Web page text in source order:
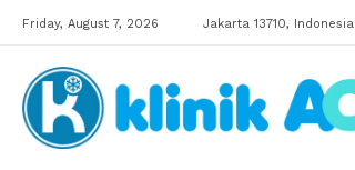
Friday, August 7, 2026 Jakarta 13710, Indonesia